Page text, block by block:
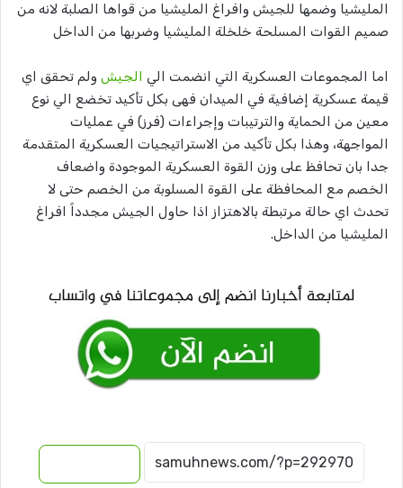
المليشيا وضمها للجيش وافراغ المليشيا من قواها الصلبة لانه من
صميم القوات المسلحة خلخلة المليشيا وضربها من الداخل
اما المجموعات العسكرية التي انضمت الي الجيش ولم تحقق اي
قيمة عسكرية إضافية في الميدان فهى بكل تأكيد تخضع الي نوع
معين من الحماية والترتيبات وإجراءات (فرز) في عمليات
المواجهة، وهذا بكل تأكيد من الاستراتيجيات العسكرية المتقدمة
جدا بان تحافظ على وزن القوة العسكرية الموجودة واضعاف
الخصم مع المحافظة على القوة المسلوبة من الخصم حتى لا
تحدث اي حالة مرتبطة بالاهتزاز اذا حاول الجيش مجدداً افراغ
المليشيا من الداخل.